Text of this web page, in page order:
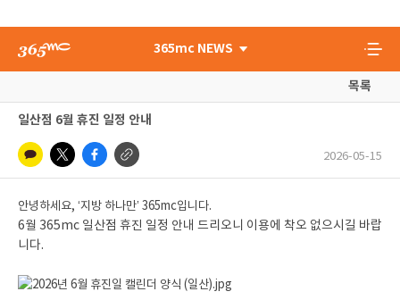
365mc NEWS
목록
일산점 6월 휴진 일정 안내
2026-05-15
안녕하세요, ‘지방 하나만’ 365mc입니다.
6월 365mc 일산점 휴진 일정 안내 드리오니 이용에 착오 없으시길 바랍
니다.